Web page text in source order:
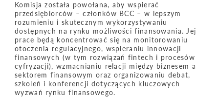
Komisja została powołana, aby wspierać
przedsiębiorców – członków BCC – w lepszym
rozumieniu i skutecznym wykorzystywaniu
dostępnych na rynku możliwości finansowania. Jej
prace będą koncentrować się na monitorowaniu
otoczenia regulacyjnego, wspieraniu innowacji
finansowych (w tym rozwiązań fintech i procesów
cyfryzacji), wzmacnianiu relacji między biznesem a
sektorem finansowym oraz organizowaniu debat,
szkoleń i konferencji dotyczących kluczowych
wyzwań rynku finansowego.